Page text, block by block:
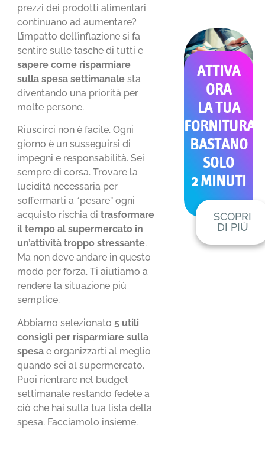
prezzi dei prodotti alimentari
continuano ad aumentare?
L’impatto dell’inflazione si fa
sentire sulle tasche di tutti e
sapere come risparmiare
sulla spesa settimanale sta
diventando una priorità per
molte persone.
Riuscirci non è facile. Ogni
giorno è un susseguirsi di
impegni e responsabilità. Sei
sempre di corsa. Trovare la
lucidità necessaria per
soffermarti a “pesare” ogni
acquisto rischia ditrasformare
il tempo al supermercato in
un’attività troppo stressante.
Ma non deve andare in questo
modo per forza. Ti aiutiamo a
rendere la situazione più
semplice.
Abbiamo selezionato 5 utili
consigli per risparmiare sulla
spesa e organizzarti al meglio
quando sei al supermercato.
Puoi rientrare nel budget
settimanale restando fedele a
ciò che hai sulla tua lista della
spesa. Facciamolo insieme.
ATTIVA
ORA
LA TUA
FORNITURA
BASTANO
SOLO
2 MINUTI
SCOPRI
DI PIÙ